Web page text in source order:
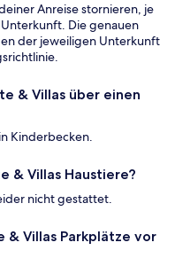
Anreise stornieren, je
Die genauen
der jeweiligen Unterkunft
& Villas über einen
Kinderbecken.
& Villas Haustiere?
nicht gestattet.
Villas Parkplätze vor